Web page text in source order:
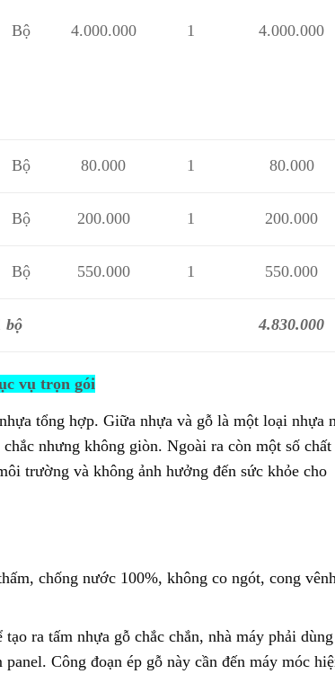
Bộ 4.000.000 1 4.000.000
Bộ 80.000 1 80.000
Bộ 200.000 1 200.000
Bộ 550.000 1 550.000
bộ 4.830.000
vụ trọn gói
tổng hợp. Giữa nhựa và gỗ là một loại nhựa
nhưng không giòn. Ngoài ra còn một số chất
trường và không ảnh hưởng đến sức khỏe cho
chống nước 100%, không co ngót, cong
ra tấm nhựa gỗ chắc chắn, nhà máy phải
Công đoạn ép gỗ này cần đến máy móc